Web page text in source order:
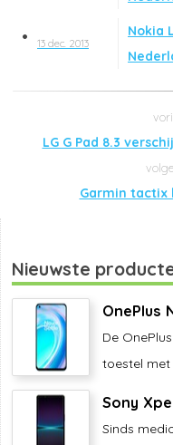
13 dec. 2013
Nokia
LG G Pad 8.3
Garmin
Nieuwste
OnePlus
De
toestel met
Sony
Sinds